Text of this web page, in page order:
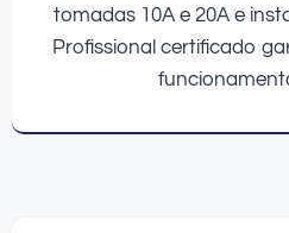
tomadas 10A e 20A e
Profissional certificado